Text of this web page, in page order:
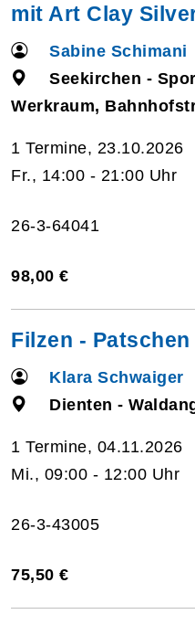
mit Art Clay
Sabine Schimani
Seekirchen -
Werkraum,
1 Termine, 23.10.2026
Fr., 14:00 - 21:00 Uhr
26-3-64041
98,00 €
Filzen - Patschen
Klara Schwaiger
Dienten -
1 Termine, 04.11.2026
Mi., 09:00 - 12:00 Uhr
26-3-43005
75,50 €